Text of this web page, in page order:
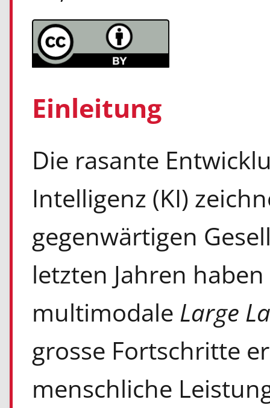
Einleitung
Die rasante
Intelligenz (KI)
gegenwärtigen
letzten Jahren
multimodale Large
grosse Fortschritte
menschliche